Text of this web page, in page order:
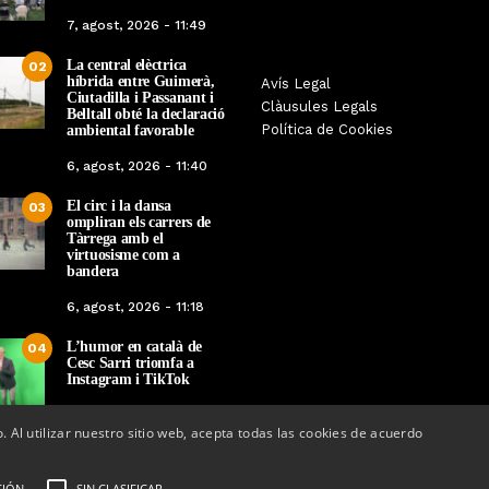
7, agost, 2026 - 11:49
02
La central elèctrica
híbrida entre Guimerà,
Ciutadilla i Passanant i
Belltall obté la declaració
ambiental favorable
6, agost, 2026 - 11:40
03
El circ i la dansa
ompliran els carrers de
Tàrrega amb el
virtuosisme com a
bandera
6, agost, 2026 - 11:18
04
L’humor en català de
Cesc Sarri triomfa a
Instagram i TikTok
Avís Legal
Clàusules Legals
Política de Cookies
la
La botiga L’K de Balaguer es
converteix en nou punt de
referència de Warhammer a
22, abril, 2026 - 08:10
Sexenni,
Targarians, caps
Festa Major de
utilizar nuestro sitio web, acepta todas las cookies de acuerdo